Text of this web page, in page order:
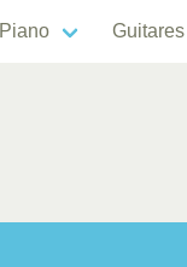
Piano Guitares